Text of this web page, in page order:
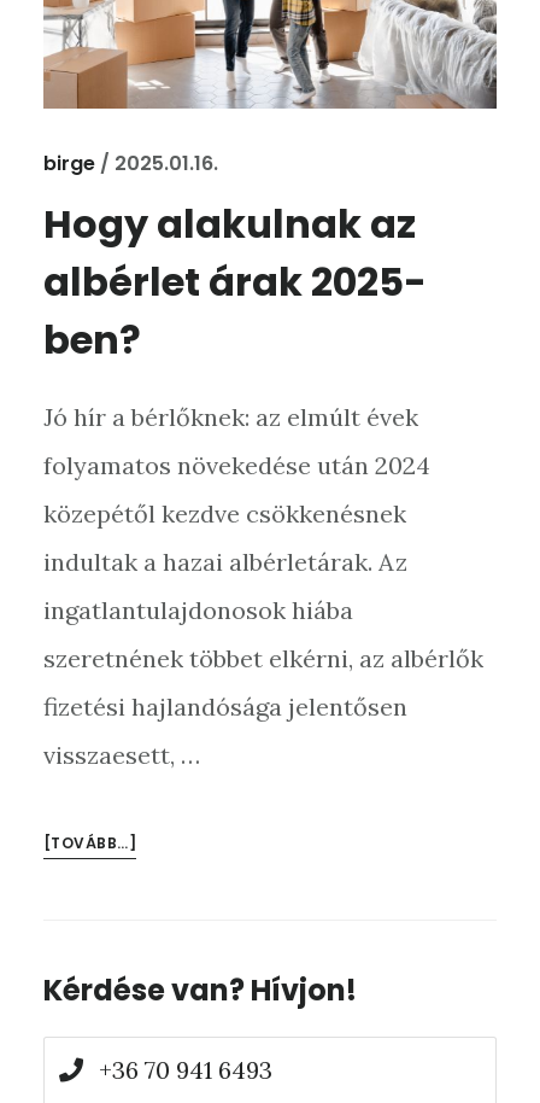
birge/ 2025.01.16.
Hogy alakulnak az
albérlet árak 2025-
ben?
Jó hír a bérlőknek: az elmúlt évek
folyamatos növekedése után 2024
közepétől kezdve csökkenésnek
indultak a hazai albérletárak. Az
ingatlantulajdonosok hiába
szeretnének többet elkérni, az albérlők
fizetési hajlandósága jelentősen
visszaesett, …
[TOVÁBB…]
Elsődleges
oldalsáv
Kérdése van? Hívjon!
+36 70 941 6493